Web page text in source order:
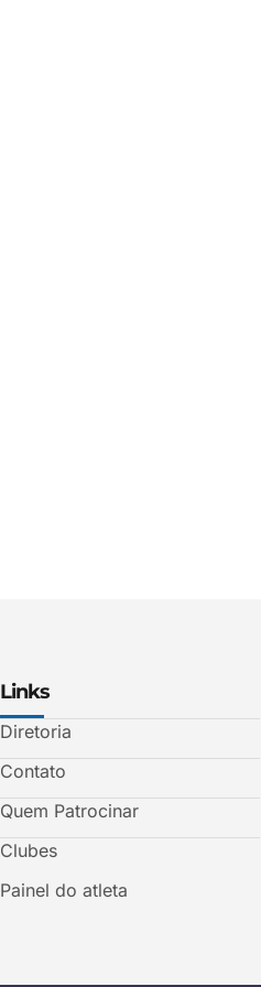
Links
Diretoria
Contato
Quem Patrocinar
Clubes
Painel do atleta